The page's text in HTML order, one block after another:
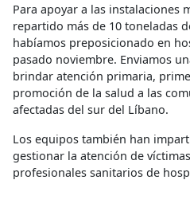
Para apoyar a las instalaciones
repartido más de 10 toneladas
habíamos preposicionado en
pasado noviembre. Enviamos
brindar atención primaria,
promoción de la salud a las
afectadas del sur del Líbano.
Los equipos también han
gestionar la atención de
profesionales sanitarios de